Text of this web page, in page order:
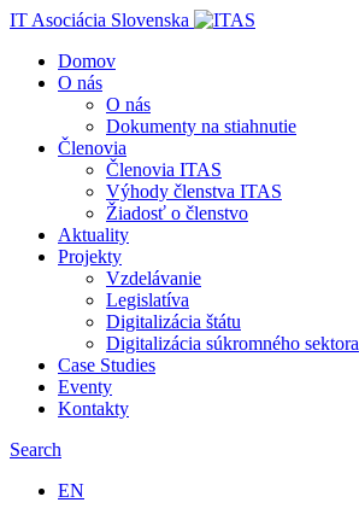
IT Asociácia Slovenska
Domov
O nás
O nás
Dokumenty na stiahnutie
Členovia
Členovia ITAS
Výhody členstva ITAS
Žiadosť o členstvo
Aktuality
Projekty
Vzdelávanie
Legislatíva
Digitalizácia štátu
Digitalizácia súkromného sektora
Case Studies
Eventy
Kontakty
Search
EN